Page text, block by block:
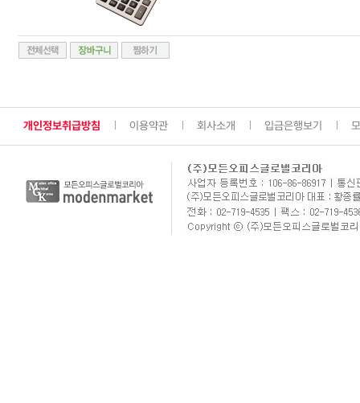
개인정보취급방침 이용약관 회사소개 입금은행보기